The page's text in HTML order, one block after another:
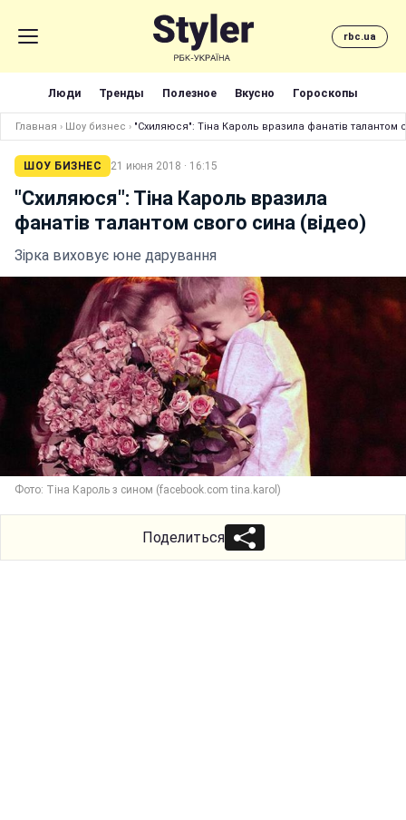
rbc.ua
Люди Тренды Полезное Вкусно Гороскопы
Главная › Шоу бизнес › "Схиляюся": Тіна Кароль вразила фанатів талантом
ШОУ БИЗНЕС 21 июня 2018 · 16:15
"Схиляюся": Тіна Кароль вразила
фанатів талантом свого сина (відео)
Зірка виховує юне дарування
Фото: Тіна Кароль з сином (facebook.com tina.karol)
Поделиться